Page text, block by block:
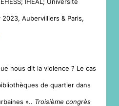
Aubervilliers & Paris,
nous dit la violence ? Le cas
de quartier dans
».. Troisième congrès